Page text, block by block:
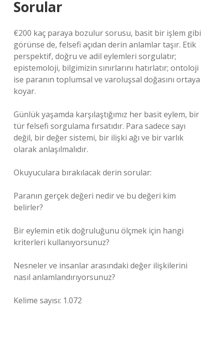
Sorular
€200 kaç paraya bozulur sorusu, basit bir işlem gibi
görünse de, felsefi açıdan derin anlamlar taşır. Etik
perspektif, doğru ve adil eylemleri sorgulatır;
epistemoloji, bilgimizin sınırlarını hatırlatır; ontoloji
ise paranın toplumsal ve varoluşsal doğasını ortaya
koyar.
Günlük yaşamda karşılaştığımız her basit eylem, bir
tür felsefi sorgulama fırsatıdır. Para sadece sayı
değil, bir değer sistemi, bir ilişki ağı ve bir varlık
olarak anlaşılmalıdır.
Okuyuculara bırakılacak derin sorular:
Paranın gerçek değeri nedir ve bu değeri kim
belirler?
Bir eylemin etik doğruluğunu ölçmek için hangi
kriterleri kullanıyorsunuz?
Nesneler ve insanlar arasındaki değer ilişkilerini
nasıl anlamlandırıyorsunuz?
Kelime sayısı: 1.072